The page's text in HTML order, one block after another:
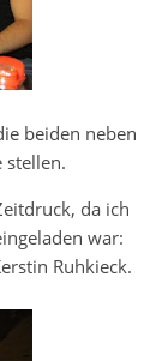
beiden neben
stellen.
da ich
war:
Ruhkieck.